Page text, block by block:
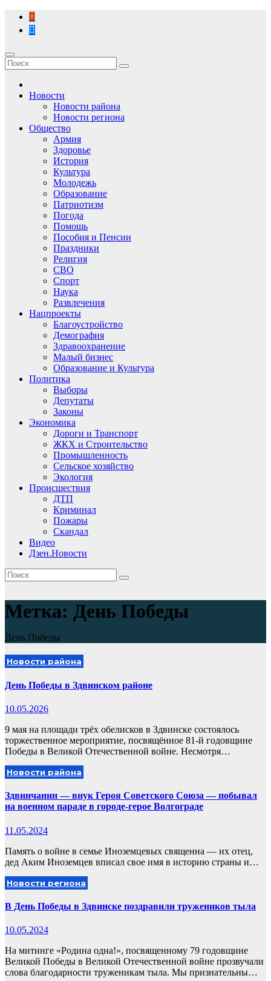
Перейти
содержимому
Новости
Новости района
Новости региона
Общество
Армия
Здоровье
История
Культура
Молодежь
Образование
Патриотизм
Погода
Помощь
Пособия и Пенсии
Праздники
Религия
СВО
Спорт
Наука
Развлечения
Нацпроекты
Благоустройство
Демография
Здравоохранение
Малый бизнес
Образование и Культура
Политика
Выборы
Депутаты
Законы
Экономика
Дороги и Транспорт
ЖКХ и Строительство
Промышленность
Сельское хозяйство
Экология
Происшествия
ДТП
Криминал
Пожары
Скандал
Видео
Дзен.Новости
Метка: День Победы
День Победы
Новости района
День Победы в Здвинском районе
10.05.2026
9 мая на площади трёх обелисков в Здвинске состоялось
торжественное мероприятие, посвящённое 81-й годовщине
Победы в Великой Отечественной войне. Несмотря…
Новости района
Здвинчанин — внук Героя Советского Союза — побывал
на военном параде в городе-герое Волгограде
11.05.2024
Память о войне в семье Иноземцевых священна — их отец,
дед Аким Иноземцев вписал свое имя в историю страны и…
Новости региона
В День Победы в Здвинске поздравили тружеников тыла
10.05.2024
На митинге «Родина одна!», посвященному 79 годовщине
Великой Победы в Великой Отечественной войне прозвучали
слова благодарности труженикам тыла. Мы признательны…